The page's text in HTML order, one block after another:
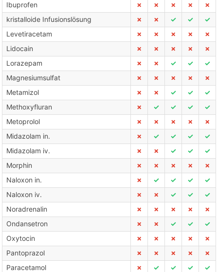
Ibuprofen
✗ ✗ ✗ ✗
✗
kristalloide Infusionslösung
✗ ✗ ✓ ✓
✓
Levetiracetam
✗ ✗ ✗ ✗
✗
Lidocain
✗ ✗ ✗ ✗
✗
Lorazepam
✗ ✗ ✓ ✓
✓
Magnesiumsulfat
✗ ✗ ✗ ✗
✗
Metamizol
✗ ✗ ✓ ✓
✓
Methoxyfluran
✗ ✓ ✓ ✓
✓
Metoprolol
✗ ✗ ✗ ✗
✗
Midazolam in.
✗ ✓ ✓ ✓
✓
Midazolam iv.
✗ ✗ ✓ ✓
✓
Morphin
✗ ✗ ✗ ✗
✗
Naloxon in.
✗ ✓ ✓ ✓
✓
Naloxon iv.
✗ ✗ ✓ ✓
✓
Noradrenalin
✗ ✗ ✗ ✗
✗
Ondansetron
✗ ✗ ✓ ✓
✓
Oxytocin
✗ ✗ ✗ ✗
✗
Pantoprazol
✗ ✗ ✗ ✗
✗
Paracetamol
✗ ✓ ✓ ✓
✓